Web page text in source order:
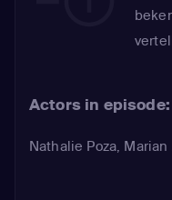
Actors in episode:
Nathalie Poza, Marian